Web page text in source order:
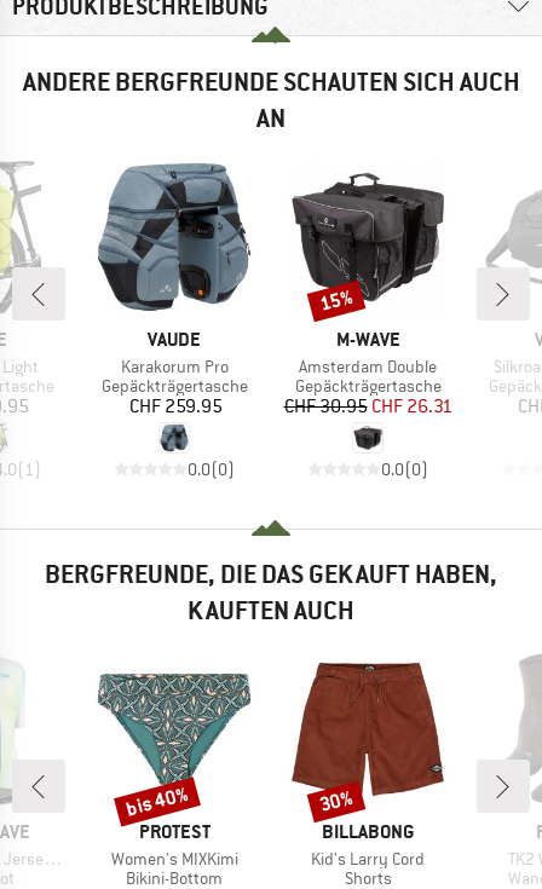
PRODUKTBESCHREIBUNG
ANDERE BERGFREUNDE SCHAUTEN SICH AUCH
AN
(1 )
MARKE
VAUDE
Artikel
Karakorum Pro
Produktgruppe
Gepäckträgertasche
Preis
CHF 259.95
0.0(0)
MARKE
M-WAVE
Artikel
Amsterdam Double
Produktgruppe
Gepäckträgertasche
Preis
CHF 30.95reduzierter Preis
CHF 26.31
0.0(0)
Rabatt
15%
Artikel
BERGFREUNDE, DIE DAS GEKAUFT HABEN,
KAUFTEN AUCH
Sleeve
MARKE
PROTEST
Artikel
Women's MIXKimi
Produktgruppe
Bikini-Bottom
Rabatt
bis 40%
MARKE
BILLABONG
Artikel
Kid's Larry Cord
Produktgruppe
Shorts
Rabatt
30%
TK2